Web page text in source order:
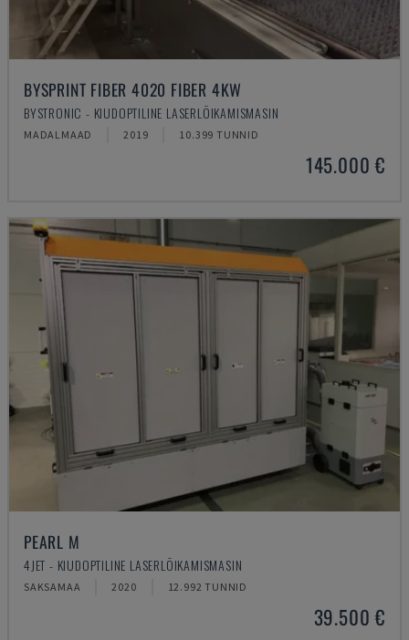
BYSPRINT FIBER 4020 FIBER 4KW
BYSTRONIC - KIUDOPTILINE LASERLÕIKAMISMASIN
MADALMAAD 2019 10.399 TUNNID
145.000 €
PEARL M
4JET - KIUDOPTILINE LASERLÕIKAMISMASIN
SAKSAMAA 2020 12.992 TUNNID
39.500 €